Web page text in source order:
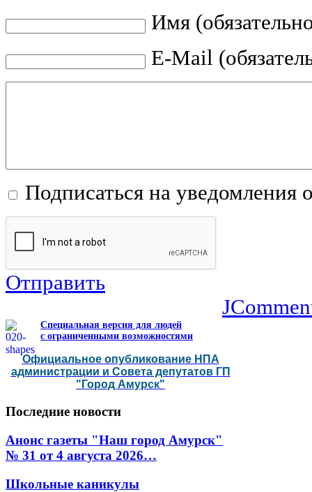
Имя
E-Mail
Подписаться на уведомления
Отправить
Специальная версия для людей
с ограниченными возможностями
Официальное опубликование НПА
администрации и Совета депутатов ГП
"Город Амурск"
Последние новости
Анонс газеты "Наш город Амурск"
№ 31 от 4 августа 2026…
Школьные каникулы